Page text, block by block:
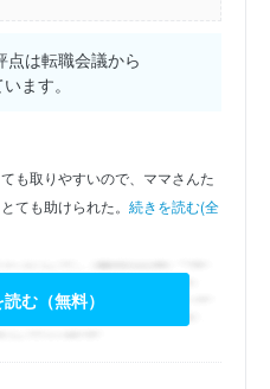
は転職会議から
ます。
も取りやすいので、ママさんた
ても助けられた。 続きを読む(全
む（無料）